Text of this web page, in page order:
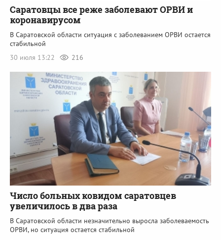
Саратовцы все реже заболевают ОРВИ и
коронавирусом
В Саратовской области ситуация с заболеванием ОРВИ остается
стабильной
30 июля 13:22
216
Число больных ковидом саратовцев
увеличилось в два раза
В Саратовской области незначительно выросла заболеваемость
ОРВИ, но ситуация остается стабильной